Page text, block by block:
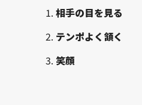
相手の目を見る
テンポよく頷く
笑顔